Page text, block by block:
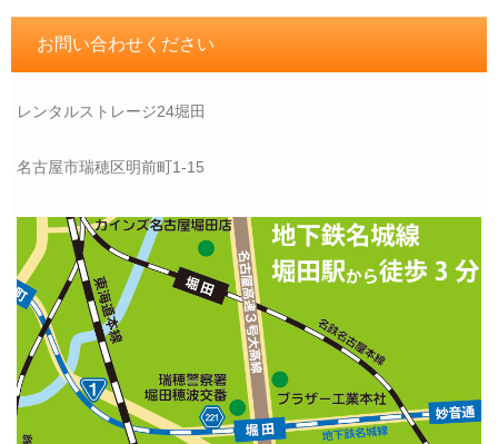
お問い合わせください
レンタルストレージ24堀田
名古屋市瑞穂区明前町1-15